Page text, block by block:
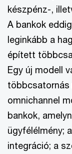
készpénz-,
A bankok
leginkább a
épített
Egy új modell
többcsatornás
omnichannel
bankok,
ügyfélélmény;
integráció; a